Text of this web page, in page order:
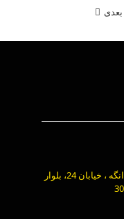
بعدی
تهران، اسلامشهر،شهرک صنعتی چهاردانگه ، خیابان 24، بلوار